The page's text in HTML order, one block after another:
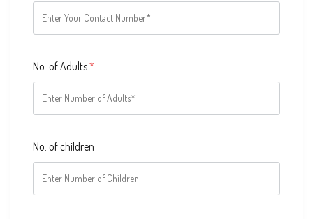
No. of Adults*
No. of children